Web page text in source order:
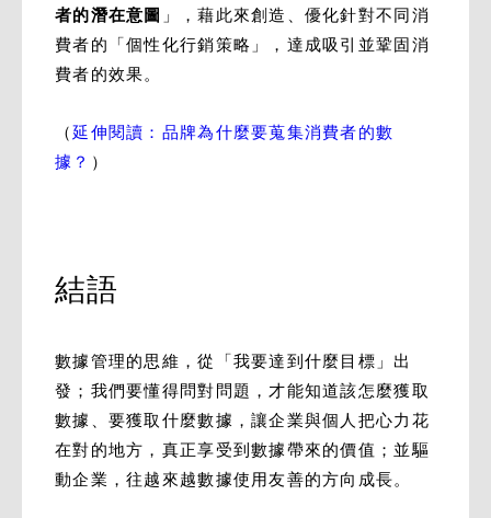
者的潛在意圖 」，藉此來創造、優化針對不同消
費者的「個性化行銷策略」，達成吸引並鞏固消
費者的效果。
（延伸閱讀：品牌為什麼要蒐集消費者的數
據？ ）
結語
數據管理的思維，從「我要達到什麼目標」出
發；我們要懂得問對問題，才能知道該怎麼獲取
數據、要獲取什麼數據，讓企業與個人把心力花
在對的地方，真正享受到數據帶來的價值；並驅
動企業，往越來越數據使用友善的方向成長。